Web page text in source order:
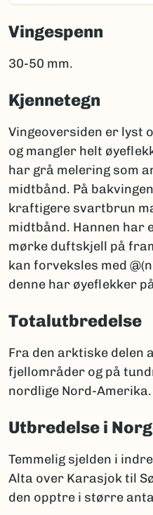
Vingespenn
30-50 mm.
Kjennetegn
Vingeoversiden er lyst
og mangler helt
har grå melering som
midtbånd. På
kraftigere svartbrun
midtbånd. Hannen har
mørke duftskjell på
kan forveksles med
denne har øyeflekker
Totalutbredelse
Fra den arktiske delen
fjellområder og på
nordlige Nord-Amerika.
Utbredelse i
Temmelig sjelden i
Alta over Karasjok til
den opptre i større